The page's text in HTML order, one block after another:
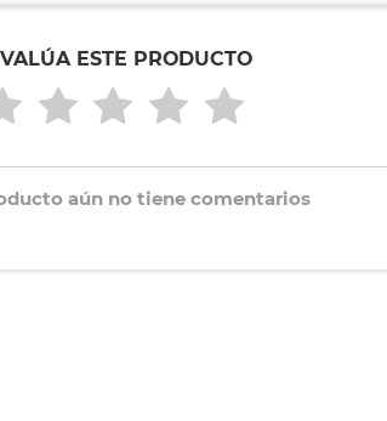
ESTE PRODUCTO
aún no tiene comentarios